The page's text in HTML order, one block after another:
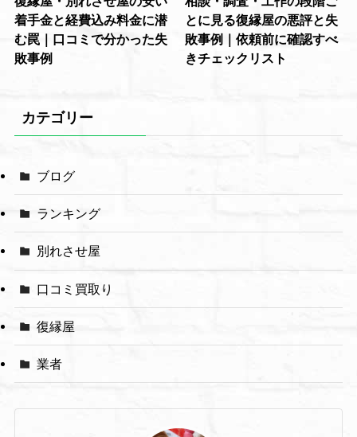
着手金と経費込み料金に潜
む罠｜口コミで分かった失
敗事例
とに見る復縁屋の悪評と失
敗事例｜依頼前に確認すべ
きチェックリスト
カテゴリー
ブログ
ランキング
別れさせ屋
口コミ買取り
復縁屋
業者